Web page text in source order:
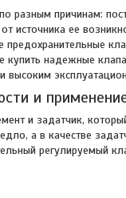
разным причинам:
источника ее
предохранительные
купить надежные
высоким
и
и задатчик,
а в качестве
регулируемый